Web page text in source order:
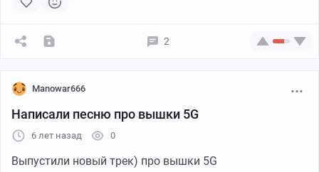
2
Manowar666
Написали песню про вышки 5G
6 лет назад 0
Выпустили новый трек) про вышки 5G